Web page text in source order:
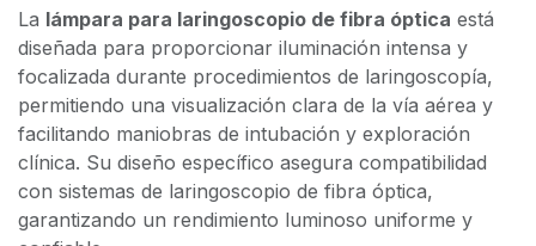
La lámpara para laringoscopio de fibra óptica está
diseñada para proporcionar iluminación intensa y
focalizada durante procedimientos de laringoscopía,
permitiendo una visualización clara de la vía aérea y
facilitando maniobras de intubación y exploración
clínica. Su diseño específico asegura compatibilidad
con sistemas de laringoscopio de fibra óptica,
garantizando un rendimiento luminoso uniforme y